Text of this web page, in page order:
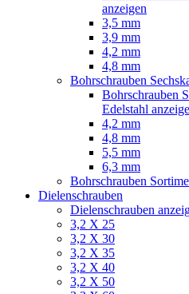
anzeigen
3,5 mm
3,9 mm
4,2 mm
4,8 mm
Bohrschrauben
Bohrschrauben
Edelstahl
4,2 mm
4,8 mm
5,5 mm
6,3 mm
Bohrschrauben
Dielenschrauben
Dielenschrauben
3,2 X 25
3,2 X 30
3,2 X 35
3,2 X 40
3,2 X 50